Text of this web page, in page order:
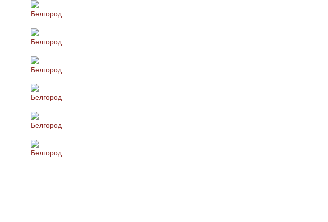
Белгород
Белгород
Белгород
Белгород
Белгород
Белгород